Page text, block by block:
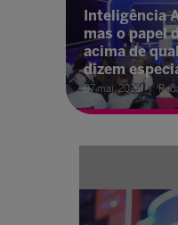
Inteligência
mas o papel
acima de
dizem
07 mai. 2026